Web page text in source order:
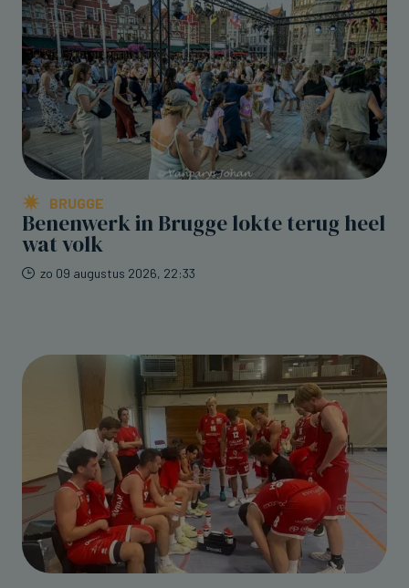
BRUGGE
Benenwerk in Brugge lokte terug heel
wat volk
zo 09 augustus 2026, 22:33